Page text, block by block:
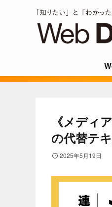
《メディ
の代替テ
2025年5月19日